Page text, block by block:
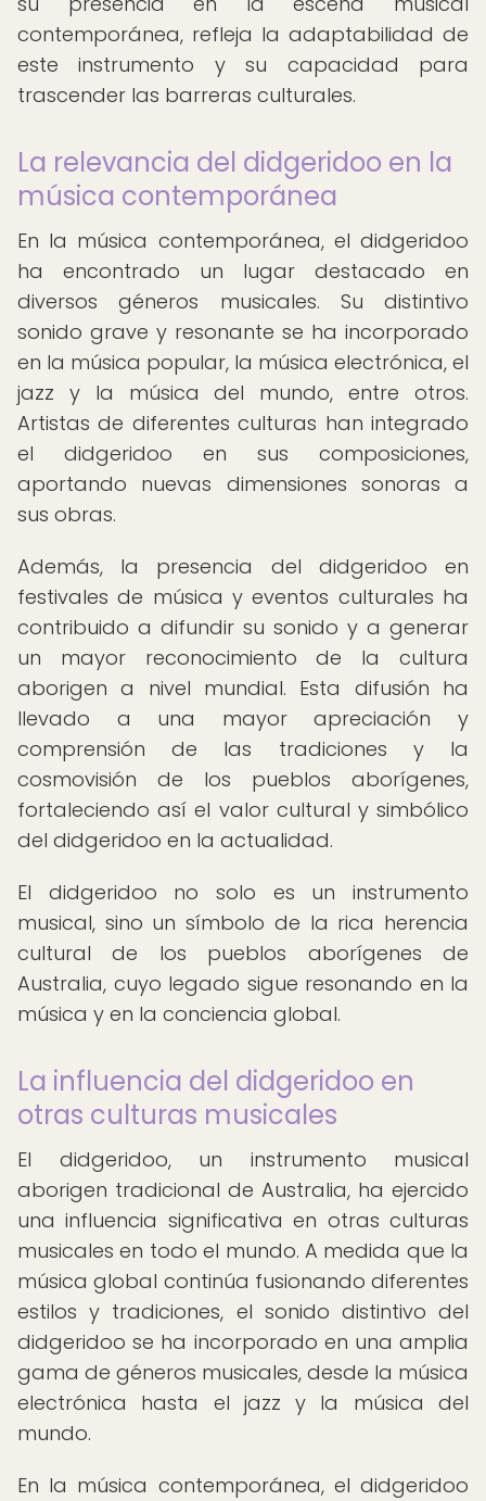
contemporánea, refleja la adaptabilidad de
este instrumento y su capacidad para
trascender las barreras culturales.
La relevancia del didgeridoo en la
música contemporánea
En la música contemporánea, el didgeridoo
ha encontrado un lugar destacado en
diversos géneros musicales. Su distintivo
sonido grave y resonante se ha incorporado
en la música popular, la música electrónica, el
jazz y la música del mundo, entre otros.
Artistas de diferentes culturas han integrado
el didgeridoo en sus composiciones,
aportando nuevas dimensiones sonoras a
sus obras.
Además, la presencia del didgeridoo en
festivales de música y eventos culturales ha
contribuido a difundir su sonido y a generar
un mayor reconocimiento de la cultura
aborigen a nivel mundial. Esta difusión ha
llevado a una mayor apreciación y
comprensión de las tradiciones y la
cosmovisión de los pueblos aborígenes,
fortaleciendo así el valor cultural y simbólico
del didgeridoo en la actualidad.
El didgeridoo no solo es un instrumento
musical, sino un símbolo de la rica herencia
cultural de los pueblos aborígenes de
Australia, cuyo legado sigue resonando en la
música y en la conciencia global.
La influencia del didgeridoo en
otras culturas musicales
El didgeridoo, un instrumento musical
aborigen tradicional de Australia, ha ejercido
una influencia significativa en otras culturas
musicales en todo el mundo. A medida que la
música global continúa fusionando diferentes
estilos y tradiciones, el sonido distintivo del
didgeridoo se ha incorporado en una amplia
gama de géneros musicales, desde la música
electrónica hasta el jazz y la música del
mundo.
En la música contemporánea, el didgeridoo